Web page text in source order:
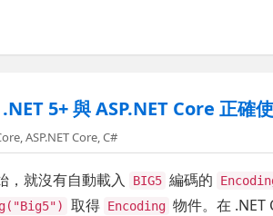
5+ 與 ASP.NET Core 正確
,ASP.NET Core,C#
，就沒有自動載入 BIG5 編碼的
取得 Encoding 物件。在 .NET